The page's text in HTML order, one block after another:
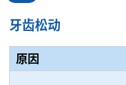
牙齿松动
原因